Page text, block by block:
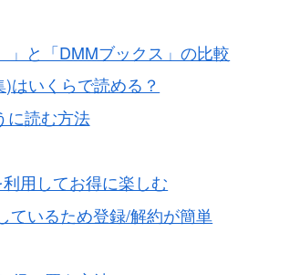
」と「DMMブックス」の比較
はいくらで読める？
に読む方法
用してお得に楽しむ
ているため登録/解約が簡単